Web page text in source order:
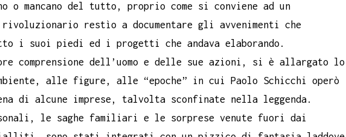
o mancano del tutto, proprio come si conviene ad un
restìo a documentare gli avvenimenti che
i suoi piedi ed i progetti che andava elaborando.
comprensione dell’uomo e delle sue azioni, si è allargato lo
alle figure, alle “epoche” in cui Paolo Schicchi operò
di alcune imprese, talvolta sconfinate nella leggenda.
le saghe familiari e le sorprese venute fuori dai